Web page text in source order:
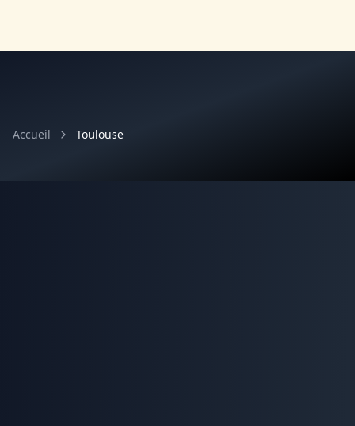
Accueil Toulouse